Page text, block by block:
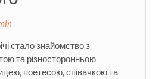
стало знайомство з
та різносторонньою
поетесою, співачкою та